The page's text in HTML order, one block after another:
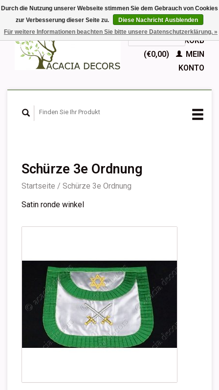
EUR
GBPDeutsch
Nederlands
English
IHR WARENKORB
(€0,00)
MEIN
KONTO
Schürze 3e Ordnung
Startseite / Schürze 3e Ordnung
Satin ronde winkel
Durch die Nutzung unserer Webseite stimmen Sie dem Gebrauch von Cookies
zur Verbesserung dieser Seite zu.
Diese Nachricht Ausblenden
Für weitere Informationen beachten Sie bitte unsere Datenschutzerklärung. »